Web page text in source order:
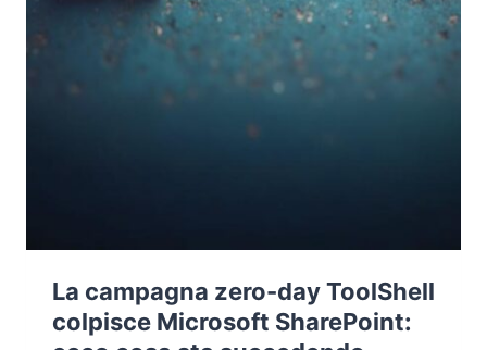
La campagna zero-day ToolShell
colpisce Microsoft SharePoint: